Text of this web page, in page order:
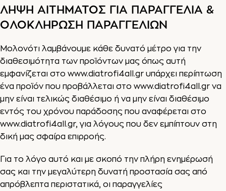
ΛΗΨΗ ΑΙΤΗΜΑΤΟΣ ΓΙΑ ΠΑΡΑΓΓΕΛΙΑ &
ΟΛΟΚΛΗΡΩΣΗ ΠΑΡΑΓΓΕΛΙΩΝ
Μολονότι λαμβάνουμε κάθε δυνατό μέτρο για την
διαθεσιμότητα των προϊόντων μας όπως αυτή
εμφανίζεται στο www.diatrofi4all.gr υπάρχει περίπτωση
ένα προϊόν που προβάλλεται στο www.diatrofi4all.gr να
μην είναι τελικώς διαθέσιμο ή να μην είναι διαθέσιμο
εντός του χρόνου παράδοσης που αναφέρεται στο
www.diatrofi4all.gr, για λόγους που δεν εμπίπτουν στη
δική μας σφαίρα επιρροής.
Για το λόγο αυτό και με σκοπό την πλήρη ενημέρωσή
σας και την μεγαλύτερη δυνατή προστασία σας από
απρόβλεπτα περιστατικά, οι παραγγελίες